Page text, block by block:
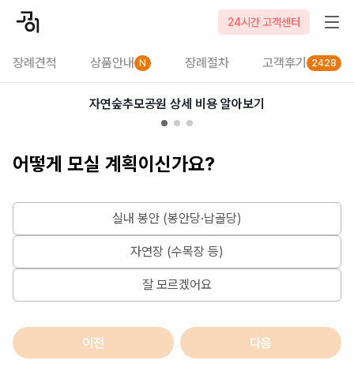
24시간 고객센터
장례견적 상품안내 N 장례절차 고객후기 2428
2026-08-07
자연숲추모공원 상세 비용 알아보기
어떻게 모실 계획이신가요?
실내 봉안 (봉안당·납골당)
자연장 (수목장 등)
잘 모르겠어요
이전 다음